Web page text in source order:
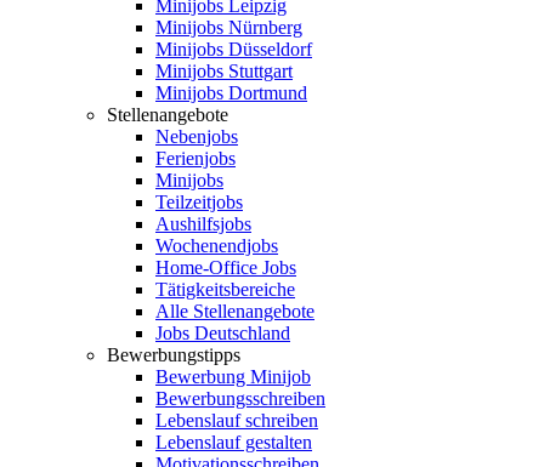
Minijobs Leipzig
Minijobs Nürnberg
Minijobs Düsseldorf
Minijobs Stuttgart
Minijobs Dortmund
Stellenangebote
Nebenjobs
Ferienjobs
Minijobs
Teilzeitjobs
Aushilfsjobs
Wochenendjobs
Home-Office Jobs
Tätigkeitsbereiche
Alle Stellenangebote
Jobs Deutschland
Bewerbungstipps
Bewerbung Minijob
Bewerbungsschreiben
Lebenslauf schreiben
Lebenslauf gestalten